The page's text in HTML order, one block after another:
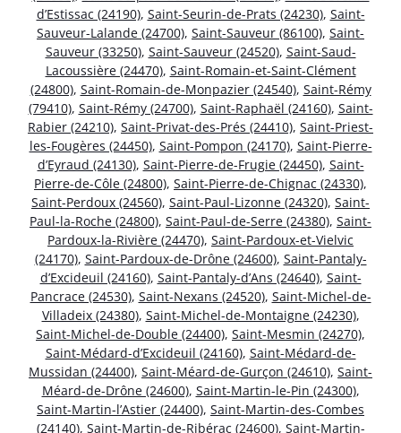
d’Estissac (24190), Saint-Seurin-de-Prats (24230), Saint-
Sauveur-Lalande (24700), Saint-Sauveur (86100), Saint-
Sauveur (33250), Saint-Sauveur (24520), Saint-Saud-
Lacoussière (24470), Saint-Romain-et-Saint-Clément
(24800), Saint-Romain-de-Monpazier (24540), Saint-Rémy
(79410), Saint-Rémy (24700), Saint-Raphaël (24160), Saint-
Rabier (24210), Saint-Privat-des-Prés (24410), Saint-Priest-
les-Fougères (24450), Saint-Pompon (24170), Saint-Pierre-
d’Eyraud (24130), Saint-Pierre-de-Frugie (24450), Saint-
Pierre-de-Côle (24800), Saint-Pierre-de-Chignac (24330),
Saint-Perdoux (24560), Saint-Paul-Lizonne (24320), Saint-
Paul-la-Roche (24800), Saint-Paul-de-Serre (24380), Saint-
Pardoux-la-Rivière (24470), Saint-Pardoux-et-Vielvic
(24170), Saint-Pardoux-de-Drône (24600), Saint-Pantaly-
d’Excideuil (24160), Saint-Pantaly-d’Ans (24640), Saint-
Pancrace (24530), Saint-Nexans (24520), Saint-Michel-de-
Villadeix (24380), Saint-Michel-de-Montaigne (24230),
Saint-Michel-de-Double (24400), Saint-Mesmin (24270),
Saint-Médard-d’Excideuil (24160), Saint-Médard-de-
Mussidan (24400), Saint-Méard-de-Gurçon (24610), Saint-
Méard-de-Drône (24600), Saint-Martin-le-Pin (24300),
Saint-Martin-l’Astier (24400), Saint-Martin-des-Combes
(24140), Saint-Martin-de-Ribérac (24600), Saint-Martin-